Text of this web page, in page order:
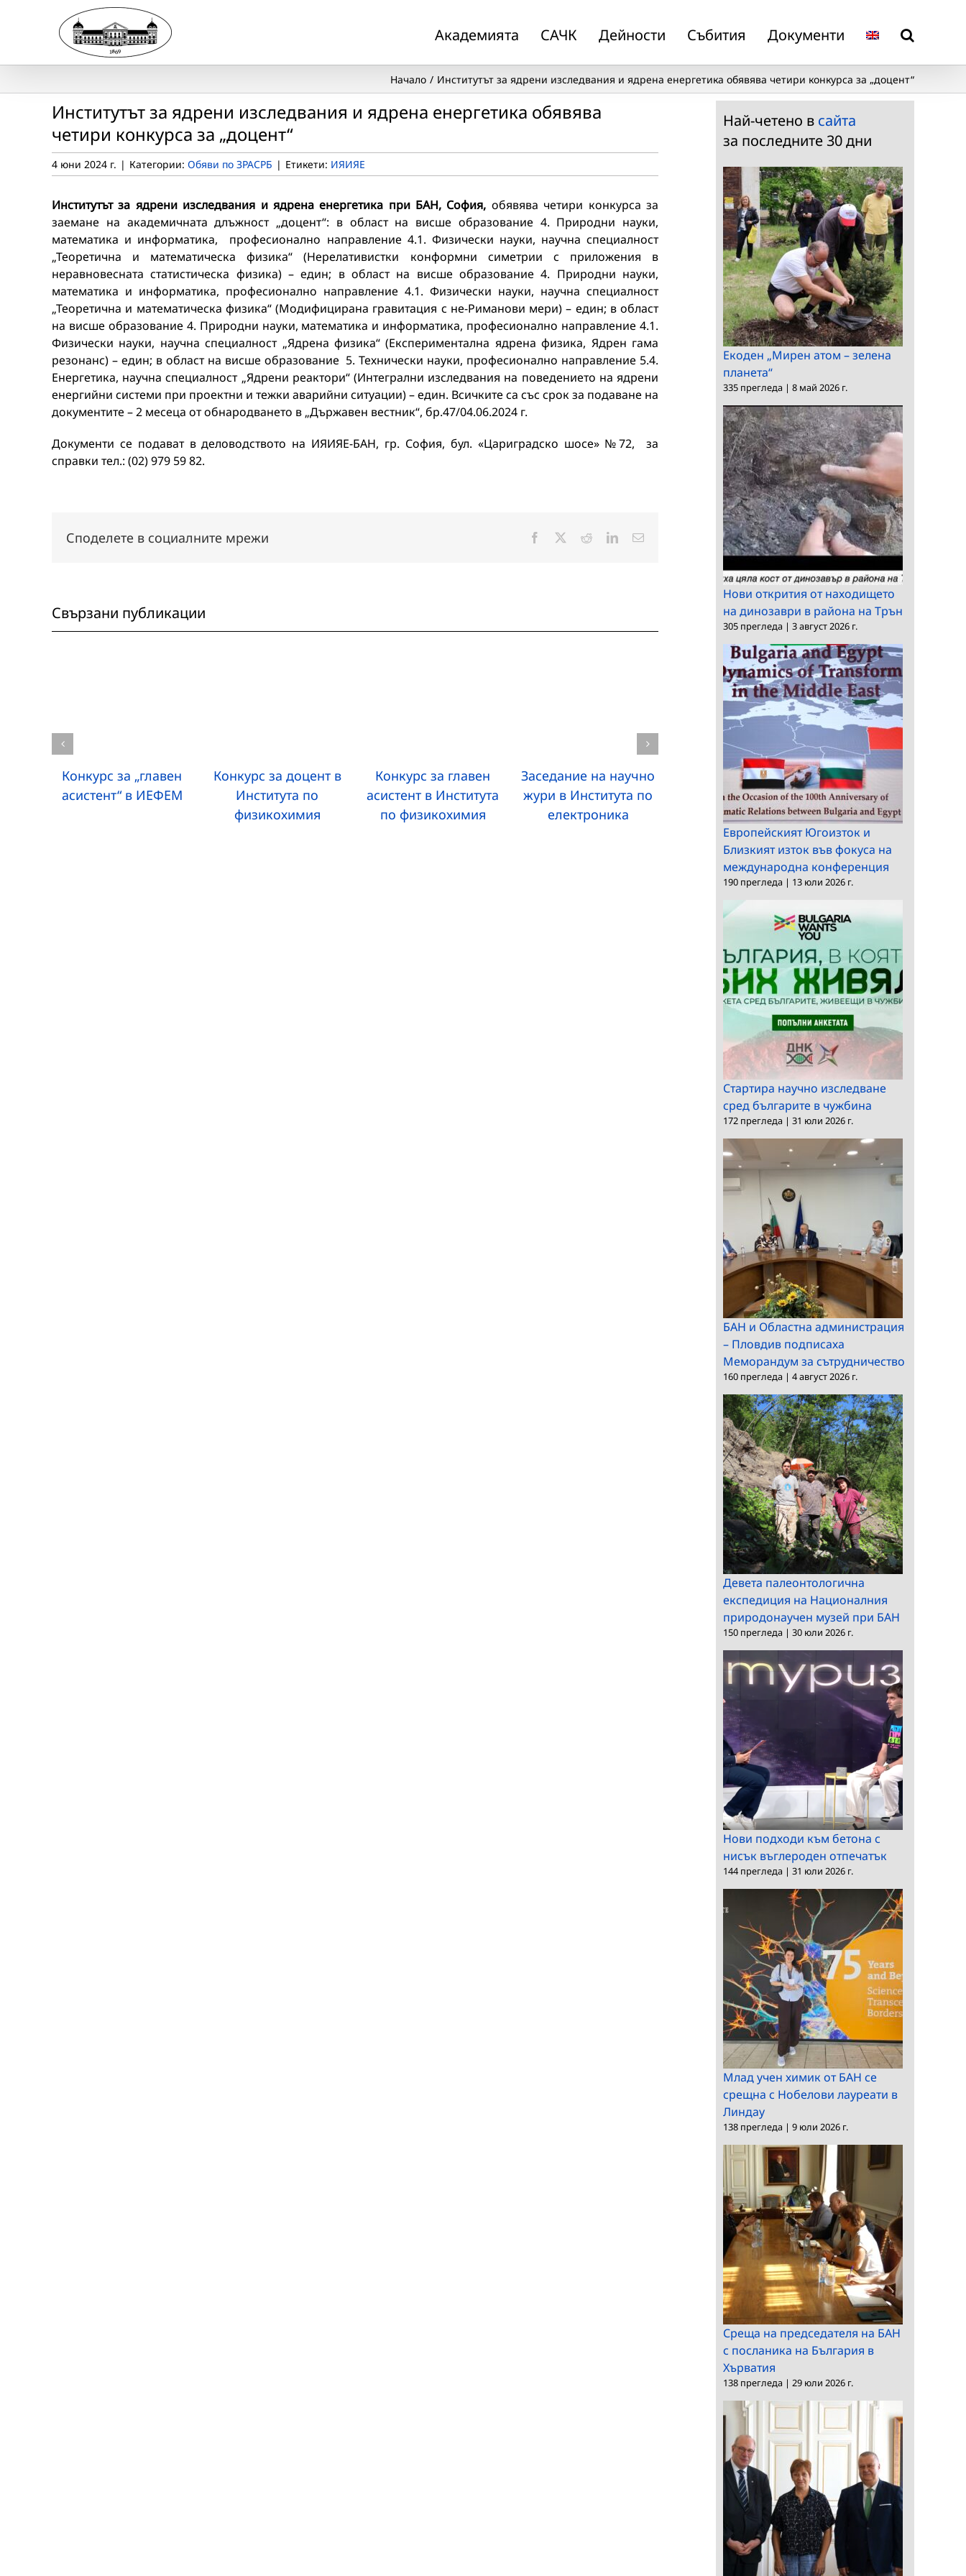
Академията САЧК Дейности Събития Документи
Начало Институтът за ядрени изследвания и ядрена енергетика обявява четири конкурса за „доцент“
Институтът за ядрени изследвания и ядрена енергетика обявява
четири конкурса за „доцент“
4 юни 2024 г. | Категории: Обяви по ЗРАСРБ | Етикети: ИЯИЯЕ
Институтът за ядрени изследвания и ядрена енергетика при БАН, София, обявява четири конкурса за
заемане на академичната длъжност „доцент“: в област на висше образование 4. Природни науки,
математика и информатика, професионално направление 4.1. Физически науки, научна специалност
„Теоретична и математическа физика“ (Нерелативистки конформни симетрии с приложения в
неравновесната статистическа физика) – един; в област на висше образование 4. Природни науки,
математика и информатика, професионално направление 4.1. Физически науки, научна специалност
„Теоретична и математическа физика“ (Модифицирана гравитация с не-Риманови мери) – един; в област
на висше образование 4. Природни науки, математика и информатика, професионално направление 4.1.
Физически науки, научна специалност „Ядрена физика“ (Експериментална ядрена физика, Ядрен гама
резонанс) – един; в област на висше образование 5. Технически науки, професионално направление 5.4.
Енергетика, научна специалност „Ядрени реактори“ (Интегрални изследвания на поведението на ядрени
енергийни системи при проектни и тежки аварийни ситуации) – един. Всичките са със срок за подаване на
документите – 2 месеца от обнародването в „Държавен вестник“, бр.47/04.06.2024 г.
Документи се подават в деловодството на ИЯИЯЕ-БАН, гр. София, бул. «Цариградско шосе» №72, за
справки тел.: (02) 979 59 82.
Споделете в социалните мрежи Facebook RedditLinkedInЕлектронна
Свързани публикации
Конкурс за „главен
асистент“ в ИЕФЕМ
Конкурс за доцент в
Института по
физикохимия
Конкурс за главен
асистент в Института
по физикохимия
Заседание на научно
жури в Института по
електроника
Конкурс за главен
асистент в ИЕФЕМ
Заседание на научно
жури в ИМИ
Най-четено в сайта
за последните 30 дни
Екоден „Мирен атом – зелена
планета“
335 прегледа | 8 май 2026 г.
Нови открития от находището
на динозаври в района на Трън
305 прегледа | 3 август 2026 г.
Европейският Югоизток и
Близкият изток във фокуса на
международна конференция
190 прегледа | 13 юли 2026 г.
Стартира научно изследване
сред българите в чужбина
172 прегледа | 31 юли 2026 г.
БАН и Областна администрация
– Пловдив подписаха
Меморандум за сътрудничество
160 прегледа | 4 август 2026 г.
Девета палеонтологична
експедиция на Националния
природонаучен музей при БАН
150 прегледа | 30 юли 2026 г.
Нови подходи към бетона с
нисък въглероден отпечатък
144 прегледа | 31 юли 2026 г.
Млад учен химик от БАН се
срещна с Нобелови лауреати в
Линдау
138 прегледа | 9 юли 2026 г.
Среща на председателя на БАН
с посланика на България в
Хърватия
138 прегледа | 29 юли 2026 г.